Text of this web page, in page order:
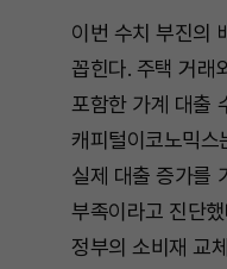
이번 수치 부진의
꼽힌다. 주택 거래
포함한 가계 대출
캐피털이코노믹스
실제 대출 증가를
부족이라고 진단
정부의 소비재 교